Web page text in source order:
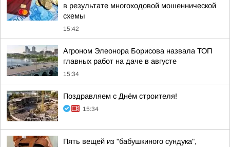
в результате многоходовой мошеннической
схемы
15:42
Агроном Элеонора Борисова назвала ТОП
главных работ на даче в августе
15:34
Поздравляем с Днём строителя!
15:34
Пять вещей из "бабушкиного сундука",